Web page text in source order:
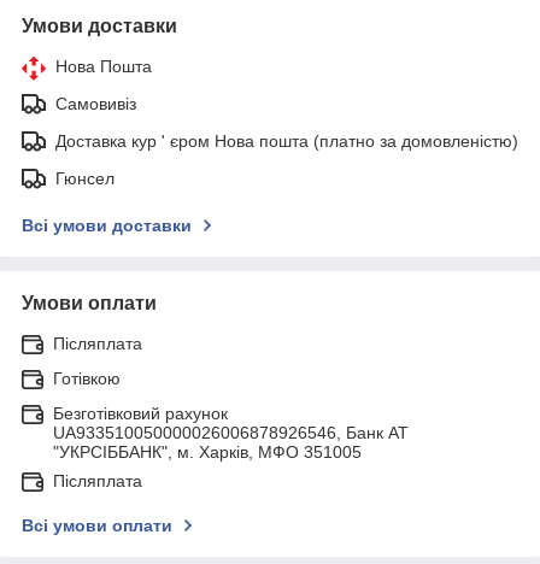
Умови доставки
Нова Пошта
Самовивіз
Доставка кур ' єром Нова пошта (платно за домовленістю)
Гюнсел
Всі умови доставки
Умови оплати
Післяплата
Готівкою
Безготівковий рахунок
UA933510050000026006878926546, Банк АТ
"УКРСIББАНК", м. Харків, МФО 351005
Післяплата
Всі умови оплати